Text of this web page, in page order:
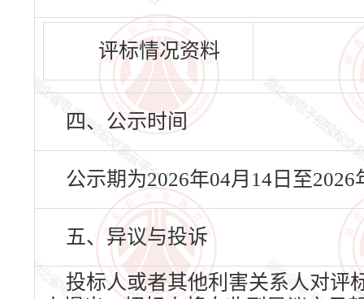
评标情况资料
四、公示时间
公示期为2026年04月14日至
五、异议与投诉
投标人或者其他利害关系人对评